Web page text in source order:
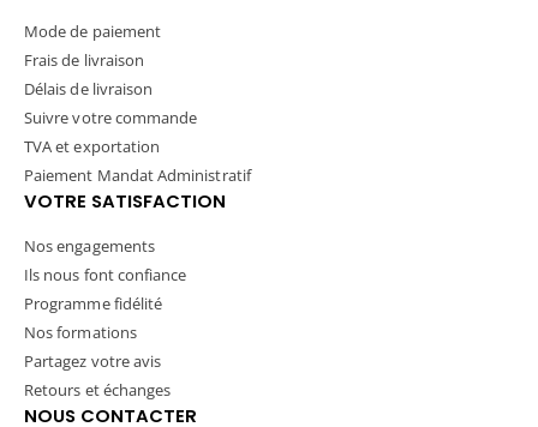
Mode de paiement
Frais de livraison
Délais de livraison
Suivre votre commande
TVA et exportation
Paiement Mandat Administratif
VOTRE SATISFACTION
Nos engagements
Ils nous font confiance
Programme fidélité
Nos formations
Partagez votre avis
Retours et échanges
NOUS CONTACTER